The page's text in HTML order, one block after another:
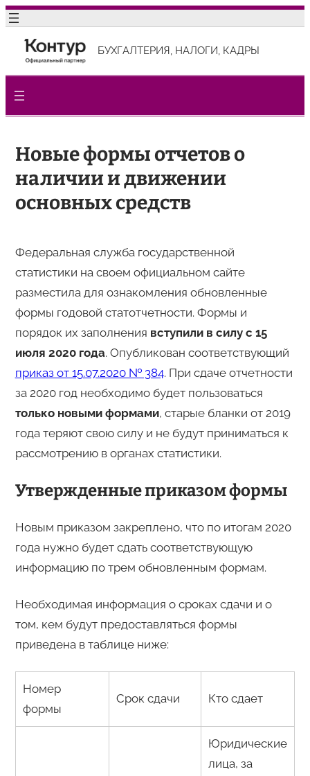
Перейти
содержимому
БУХГАЛТЕРИЯ, НАЛОГИ, КАДРЫ
Новые формы отчетов о
наличии и движении
основных средств
Федеральная служба государственной
статистики на своем официальном сайте
разместила для ознакомления обновленные
формы годовой статотчетности. Формы и
порядок их заполнения вступили в силу с 15
июля 2020 года. Опубликован соответствующий
приказ от 15.07.2020 № 384. При сдаче отчетности
за 2020 год необходимо будет пользоваться
только новыми формами, старые бланки от 2019
года теряют свою силу и не будут приниматься к
рассмотрению в органах статистики.
Утвержденные приказом формы
Новым приказом закреплено, что по итогам 2020
года нужно будет сдать соответствующую
информацию по трем обновленным формам.
Необходимая информация о сроках сдачи и о
том, кем будут предоставляться формы
приведена в таблице ниже:
Номер
формы
Срок сдачи Кто сдает
Юридические
лица, за